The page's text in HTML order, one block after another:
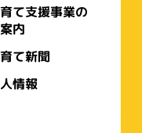
て支援事業の
内
て新聞
情報